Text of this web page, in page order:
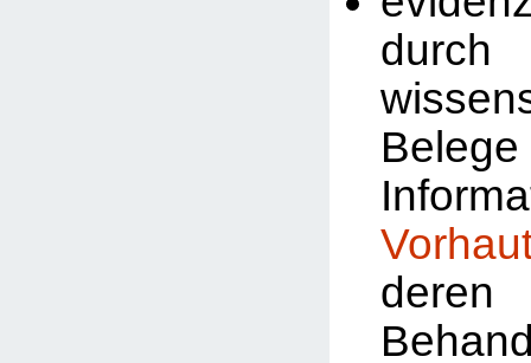
durch
deren